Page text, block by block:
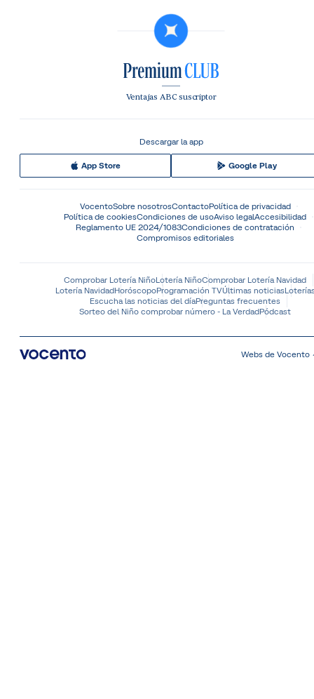
Ventajas ABC suscriptor
Descargar la app
App Store Google Play
VocentoSobre nosotrosContactoPolítica de privacidad
Política de cookiesCondiciones de usoAviso legalAccesibilidad
Reglamento UE 2024/1083Condiciones de contratación
Compromisos editoriales
Comprobar Lotería NiñoLotería NiñoComprobar Lotería Navidad
Lotería NavidadHoróscopoProgramación TVÚltimas noticias
Escucha las noticias del díaPreguntas frecuentes
Sorteo del Niño comprobar número - La VerdadPódcast
Webs de Vocento